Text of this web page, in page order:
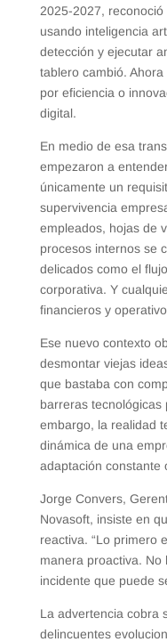
2025-2027,
usando inteligencia
detección y ejecutar
tablero cambió.
por eficiencia o
digital.
En medio de esa
empezaron a
únicamente un
supervivencia
empleados, hojas de
procesos internos se
delicados como el
corporativa. Y
financieros y
Ese nuevo contexto
desmontar viejas
que bastaba con
barreras tecnológicas
embargo, la realidad
dinámica de una
adaptación constante
Jorge Convers,
Novasoft, insiste en
reactiva. “Lo primero
manera proactiva.
incidente que puede
La advertencia cobra
delincuentes